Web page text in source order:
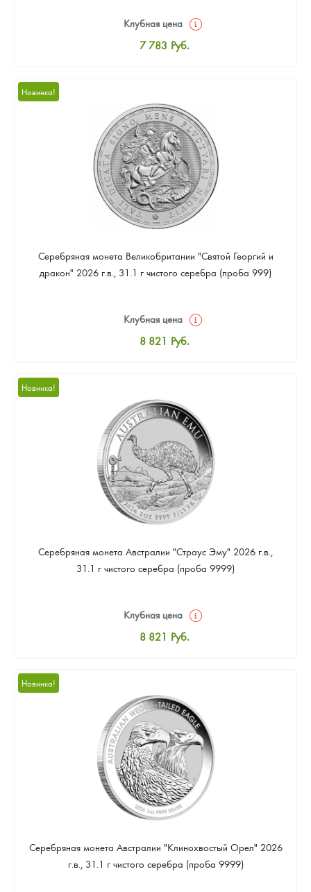
Клубная цена
7 783 Руб.
Цена выкупа
Звоните
Новинка!
Серебряная монета Великобритании "Святой Георгий и
дракон" 2026 г.в., 31.1 г чистого серебра (проба 999)
Клубная цена
8 821 Руб.
Цена выкупа
Звоните
Новинка!
Серебряная монета Австралии "Страус Эму" 2026 г.в.,
31.1 г чистого серебра (проба 9999)
Клубная цена
8 821 Руб.
Цена выкупа
Звоните
Новинка!
Серебряная монета Австралии "Клинохвостый Орел" 2026
г.в., 31.1 г чистого серебра (проба 9999)